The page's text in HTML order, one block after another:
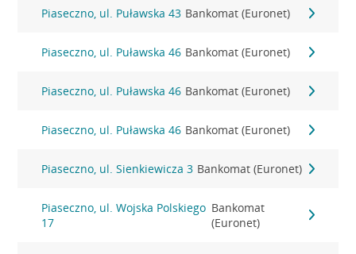
Piaseczno, ul. Puławska 43 Bankomat (Euronet)
Piaseczno, ul. Puławska 46 Bankomat (Euronet)
Piaseczno, ul. Puławska 46 Bankomat (Euronet)
Piaseczno, ul. Puławska 46 Bankomat (Euronet)
Piaseczno, ul. Sienkiewicza 3 Bankomat (Euronet)
Piaseczno, ul. Wojska Polskiego
17
Bankomat
(Euronet)